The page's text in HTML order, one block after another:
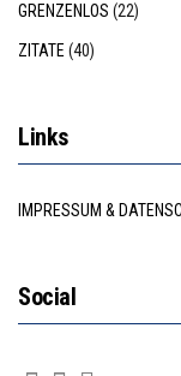
GRENZENLOS (22)
ZITATE(40)
Links
IMPRESSUM &
Social